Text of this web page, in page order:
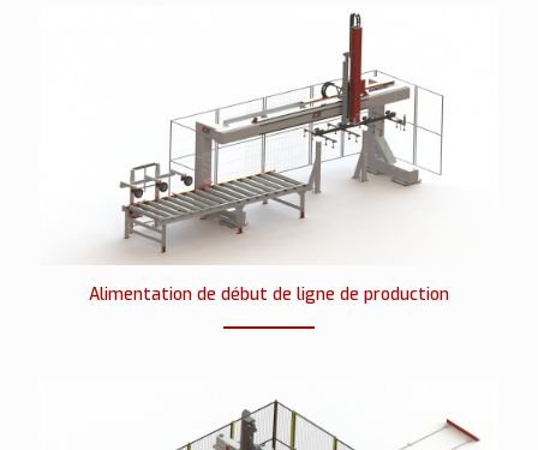
Alimentation de début de ligne de production